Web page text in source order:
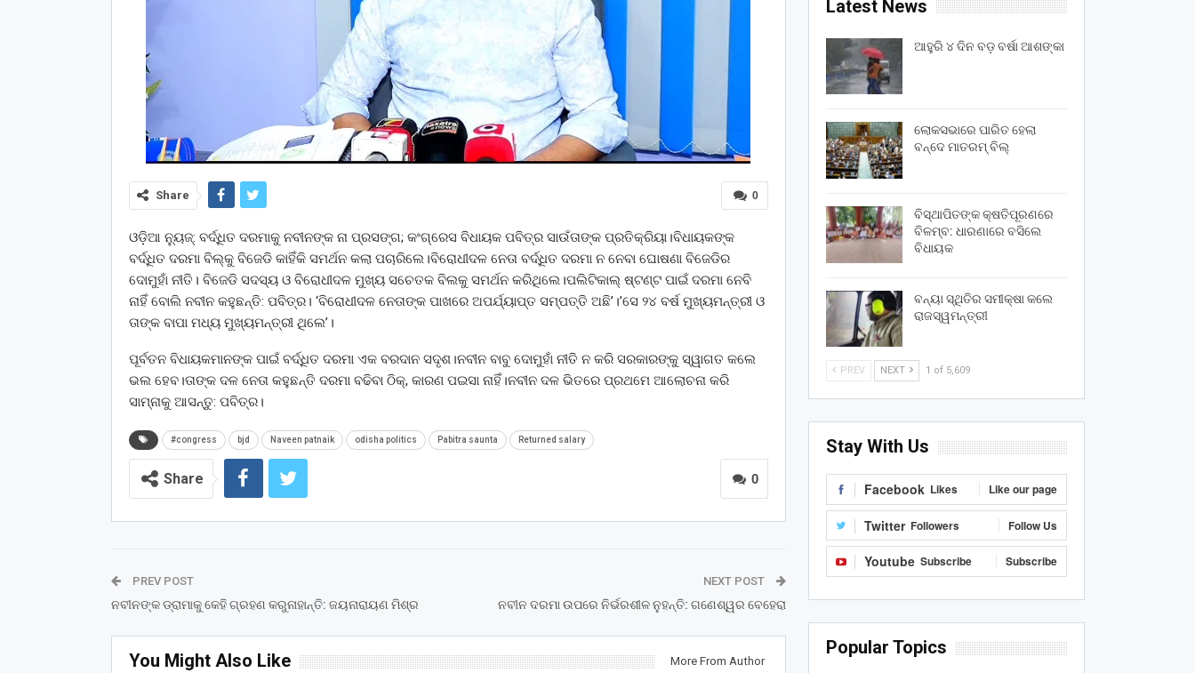
0
Share
ଓଡ଼ିଆ ନ୍ୟୁଜ୍: ବର୍ଦ୍ଧିତ ଦରମାକୁ ନବୀନଙ୍କ ନା ପ୍ରସଙ୍ଗ; କଂଗ୍ରେସ ବିଧାୟକ ପବିତ୍ର ସାଉଁତାଙ୍କ ପ୍ରତିକ୍ରିୟା।ବିଧାୟକଙ୍କ
ବର୍ଦ୍ଧିତ ଦରମା ବିଲ୍‌କୁ ବିଜେଡି କାହିଁକି ସମର୍ଥନ କଲା ପଚାରିଲେ।ବିରୋଧୀଦଳ ନେତା ବର୍ଦ୍ଧିତ ଦରମା ନ ନେବା ଘୋଷଣା ବିଜେଡିର
ଦୋମୁହାଁ ନୀତି। ବିଜେଡି ସଦସ୍ୟ ଓ ବିରୋଧୀଦଳ ମୁଖ୍ୟ ସଚେତକ ବିଲକୁ ସମର୍ଥନ କରିଥିଲେ।ପଲିଟିକାଲ୍ ଷ୍ଟଣ୍ଟ ପାଇଁ ଦରମା ନେବି
ନାହିଁ ବୋଲି ନବୀନ କହୁଛନ୍ତି: ପବିତ୍ର। ‘ବିରୋଧୀଦଳ ନେତାଙ୍କ ପାଖରେ ଅପର୍ଯ୍ୟାପ୍ତ ସମ୍ପତ୍ତି ଅଛି’।’ସେ ୨୪ ବର୍ଷ ମୁଖ୍ୟମନ୍ତ୍ରୀ ଓ
ତାଙ୍କ ବାପା ମଧ୍ୟ ମୁଖ୍ୟମନ୍ତ୍ରୀ ଥିଲେ’।
ପୂର୍ବତନ ବିଧାୟକମାନଙ୍କ ପାଇଁ ବର୍ଦ୍ଧିତ ଦରମା ଏକ ବରଦାନ ସଦୃଶ।ନବୀନ ବାବୁ ଦୋମୁହାଁ ନୀତି ନ କରି ସରକାରଙ୍କୁ ସ୍ୱାଗତ କଲେ
ଭଲ ହେବ।ତାଙ୍କ ଦଳ ନେତା କହୁଛନ୍ତି ଦରମା ବଢିବା ଠିକ୍, କାରଣ ପଇସା ନାହିଁ।ନବୀନ ଦଳ ଭିତରେ ପ୍ରଥମେ ଆଲୋଚନା କରି
ସାମ୍ନାକୁ ଆସନ୍ତୁ: ପବିତ୍ର।
#congress bjd Naveen patnaik odisha politics Pabitra saunta Returned salary
0
Share
PREV POST
ନବୀନଙ୍କ ଡ୍ରାମାକୁ କେହି ଗ୍ରହଣ କରୁନାହାନ୍ତି: ଜୟନାରାୟଣ ମିଶ୍ର
NEXT POST
ନବୀନ ଦରମା ଉପରେ ନିର୍ଭରଶୀଳ ନୁହନ୍ତି: ଗଣେଶ୍ୱର ବେହେରା
You Might Also Like More From Author
Latest News
ଆହୁରି ୪ ଦିନ ବଡ଼ ବର୍ଷା ଆଶଙ୍କା
ଲୋକସଭାରେ ପାରିତ ହେଲା
ବନ୍ଦେ ମାତରମ୍‌ ବିଲ୍‌
ବିସ୍ଥାପିତଙ୍କ କ୍ଷତିପୂରଣରେ
ବିଳମ୍ବ: ଧାରଣାରେ ବସିଲେ
ବିଧାୟକ
ବନ୍ୟା ସ୍ଥିତିର ସମୀକ୍ଷା କଲେ
ରାଜସ୍ୱମନ୍ତ୍ରୀ
PREV NEXT 1 of 5,609
Stay With Us
Facebook Likes Like our page
Twitter Followers Follow Us
Youtube Subscribe Subscribe
Popular Topics